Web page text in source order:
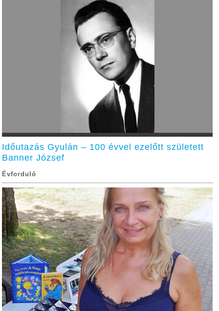
Időutazás Gyulán – 100 évvel ezelőtt született
Banner József
Évforduló